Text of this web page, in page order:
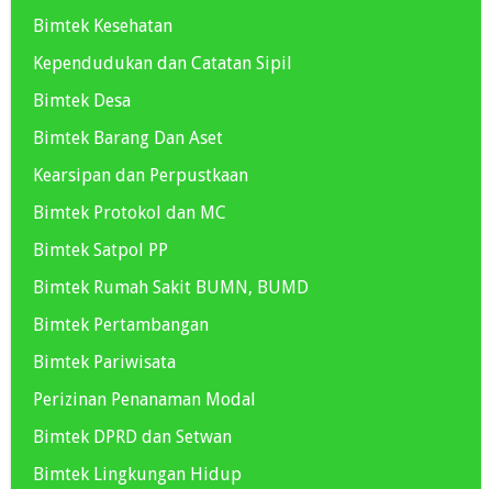
Bimtek Kesehatan
Kependudukan dan Catatan Sipil
Bimtek Desa
Bimtek Barang Dan Aset
Kearsipan dan Perpustkaan
Bimtek Protokol dan MC
Bimtek Satpol PP
Bimtek Rumah Sakit BUMN, BUMD
Bimtek Pertambangan
Bimtek Pariwisata
Perizinan Penanaman Modal
Bimtek DPRD dan Setwan
Bimtek Lingkungan Hidup